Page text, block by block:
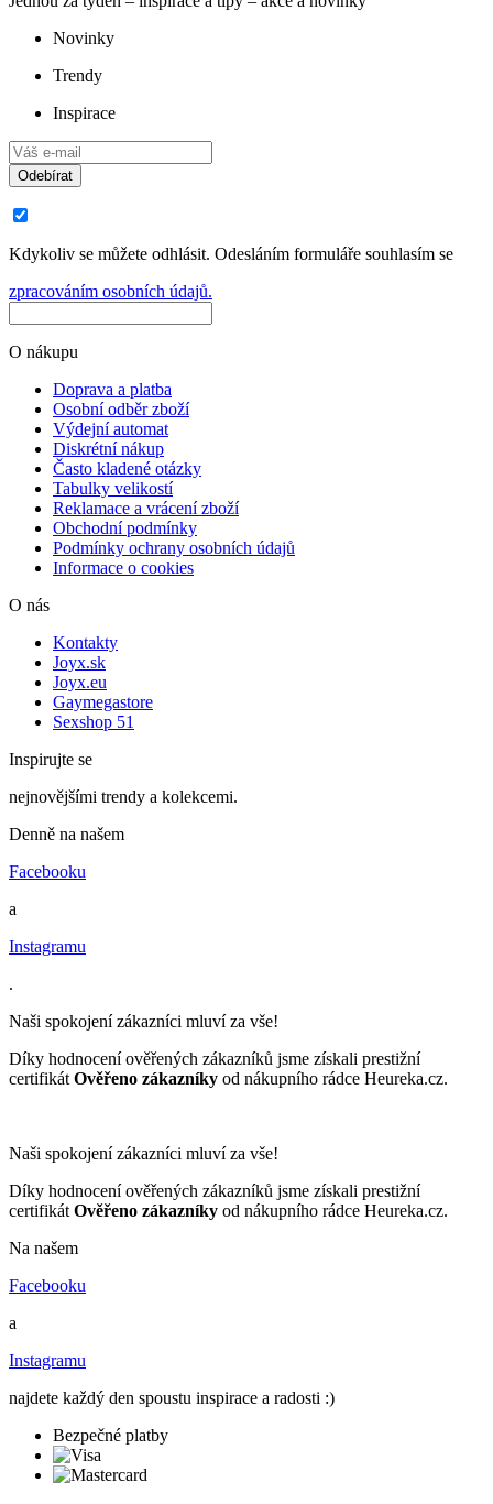
Novinky
Trendy
Inspirace
Odebírat
Kdykoliv se můžete odhlásit. Odesláním formuláře souhlasím se
zpracováním osobních údajů.
O nákupu
Doprava a platba
Osobní odběr zboží
Výdejní automat
Diskrétní nákup
Často kladené otázky
Tabulky velikostí
Reklamace a vrácení zboží
Obchodní podmínky
Podmínky ochrany osobních údajů
Informace o cookies
O nás
Kontakty
Joyx.sk
Joyx.eu
Gaymegastore
Sexshop 51
Inspirujte se
nejnovějšími trendy a kolekcemi.
Denně na našem
Facebooku
a
Instagramu
.
Naši spokojení zákazníci mluví za vše!
Díky hodnocení ověřených zákazníků jsme získali prestižní
certifikát Ověřeno zákazníky od nákupního rádce Heureka.cz.
Naši spokojení zákazníci mluví za vše!
Díky hodnocení ověřených zákazníků jsme získali prestižní
certifikát Ověřeno zákazníky od nákupního rádce Heureka.cz.
Na našem
Facebooku
a
Instagramu
najdete každý den spoustu inspirace a radosti :)
Bezpečné platby